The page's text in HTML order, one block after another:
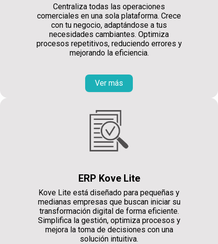
Centraliza todas las operaciones
comerciales en una sola plataforma. Crece
con tu negocio, adaptándose a tus
necesidades cambiantes. Optimiza
procesos repetitivos, reduciendo errores y
mejorando la eficiencia.
Ver más
ERP Kove Lite
Kove Lite está diseñado para pequeñas y
medianas empresas que buscan iniciar su
transformación digital de forma eficiente.
Simplifica la gestión, optimiza procesos y
mejora la toma de decisiones con una
solución intuitiva.